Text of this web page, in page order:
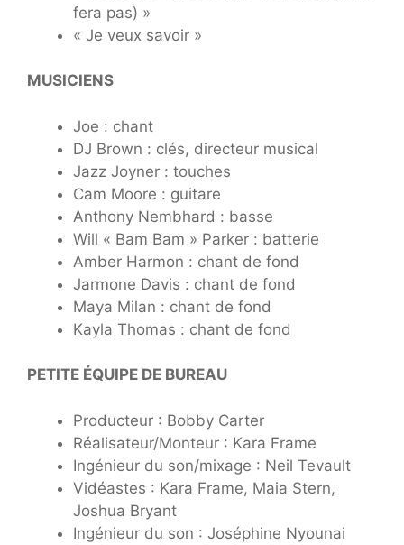
fera pas) »
« Je veux savoir »
MUSICIENS
Joe : chant
DJ Brown : clés, directeur musical
Jazz Joyner : touches
Cam Moore : guitare
Anthony Nembhard : basse
Will « Bam Bam » Parker : batterie
Amber Harmon : chant de fond
Jarmone Davis : chant de fond
Maya Milan : chant de fond
Kayla Thomas : chant de fond
PETITE ÉQUIPE DE BUREAU
Producteur : Bobby Carter
Réalisateur/Monteur : Kara Frame
Ingénieur du son/mixage : Neil Tevault
Vidéastes : Kara Frame, Maia Stern,
Joshua Bryant
Ingénieur du son : Joséphine Nyounai